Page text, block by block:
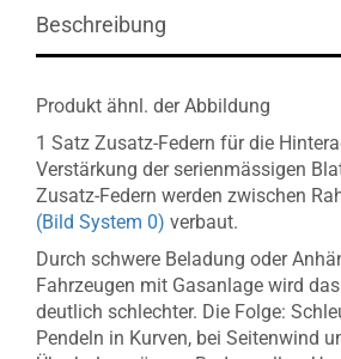
Beschreibung
Produkt ähnl. der Abbildung
1 Satz Zusatz-Federn für die
Verstärkung der serienmässigen
Zusatz-Federn werden zwischen
(Bild System 0) verbaut.
Durch schwere Beladung oder
Fahrzeugen mit Gasanlage wird
deutlich schlechter. Die Folge:
Pendeln in Kurven, bei Seitenwind